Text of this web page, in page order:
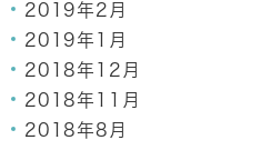
2019年2月
2019年1月
2018年12月
2018年11月
2018年8月